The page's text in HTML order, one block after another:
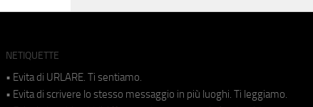
NETIQUETTE
• Evita di URLARE. Ti sentiamo.
• Evita di scrivere lo stesso messaggio in più luoghi. Ti leggiamo.